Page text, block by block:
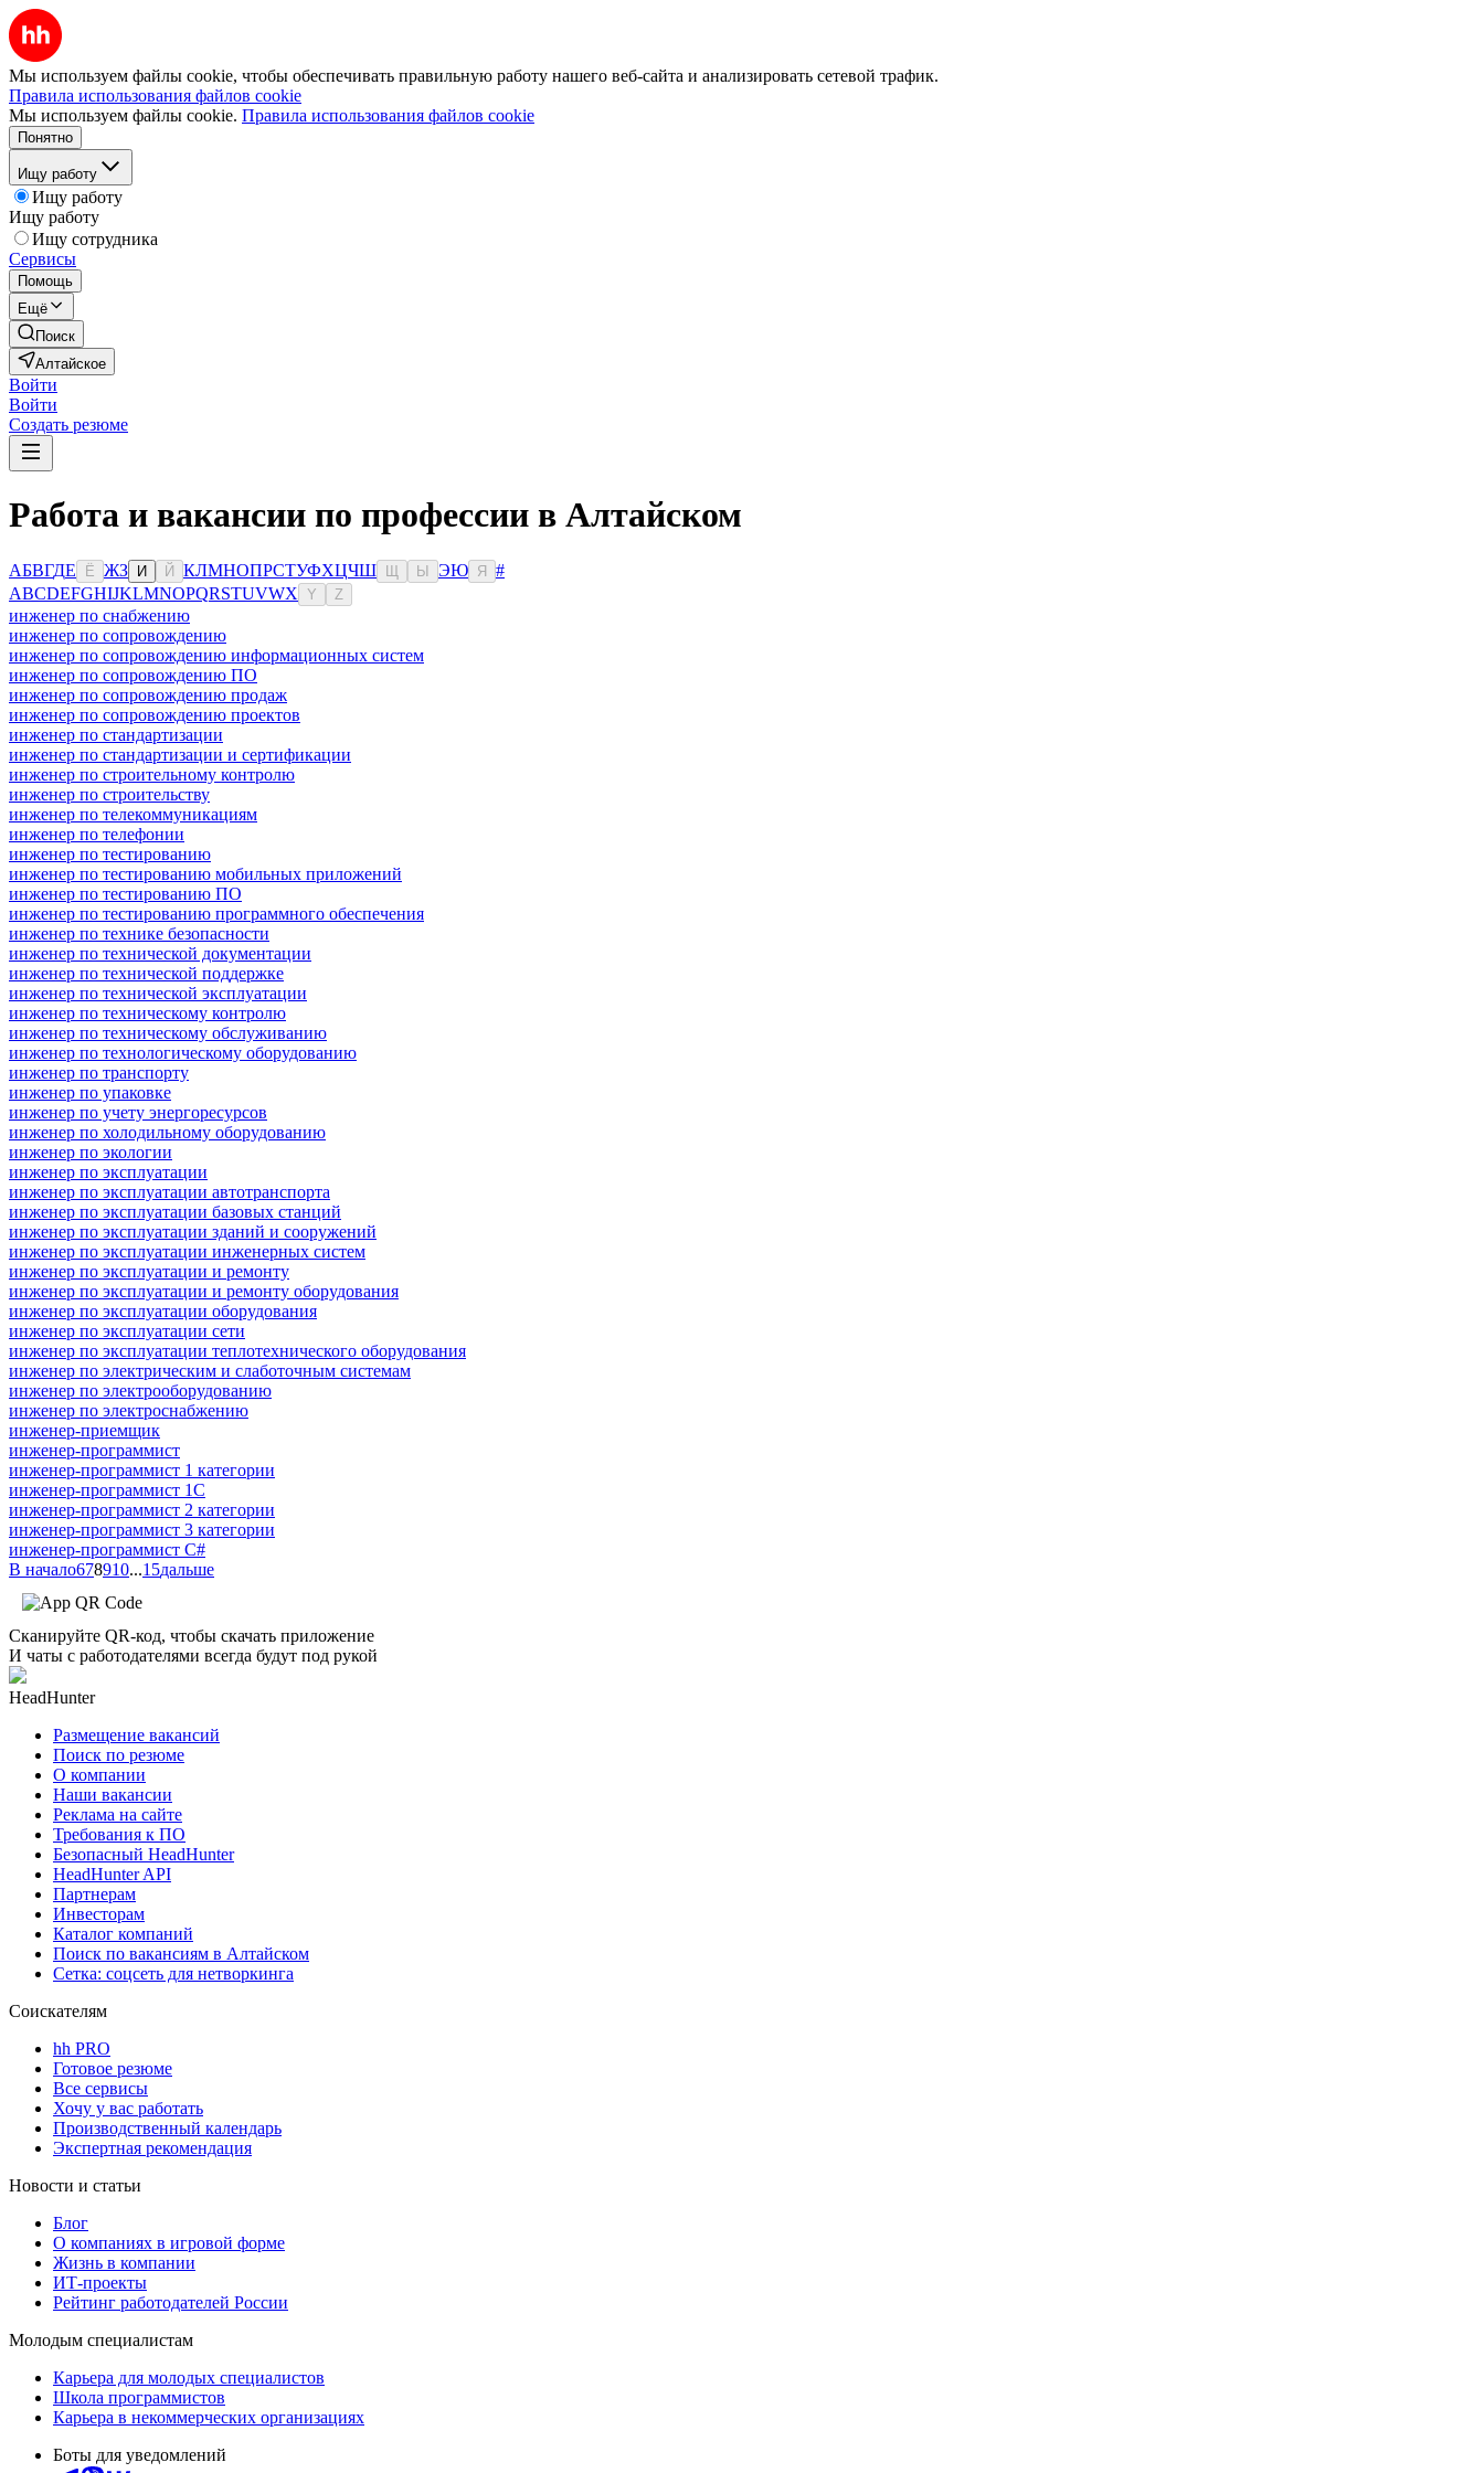
Мы используем файлы cookie, чтобы обеспечивать правильную работу нашего веб-сайта и анализировать сетевой трафик.
Правила использования файлов cookie
Мы используем файлы cookie. Правила использования файлов cookie
Понятно
Ищу работу
Ищу работу
Ищу работу
Ищу сотрудника
Сервисы
Помощь
Ещё
Поиск
Алтайское
Войти
Войти
Создать резюме
Работа и вакансии по профессии в Алтайском
АБВГДЕ Ё ЖЗ И Й КЛМНОПРСТУФХЦЧШ Ы ЭЮ Я
#
ABCDEFGHIJKLMNOPQRSTUVWX Y Z
инженер по снабжению
инженер по сопровождению
инженер по сопровождению информационных систем
инженер по сопровождению ПО
инженер по сопровождению продаж
инженер по сопровождению проектов
инженер по стандартизации
инженер по стандартизации и сертификации
инженер по строительному контролю
инженер по строительству
инженер по телекоммуникациям
инженер по телефонии
инженер по тестированию
инженер по тестированию мобильных приложений
инженер по тестированию ПО
инженер по тестированию программного обеспечения
инженер по технике безопасности
инженер по технической документации
инженер по технической поддержке
инженер по технической эксплуатации
инженер по техническому контролю
инженер по техническому обслуживанию
инженер по технологическому оборудованию
инженер по транспорту
инженер по упаковке
инженер по учету энергоресурсов
инженер по холодильному оборудованию
инженер по экологии
инженер по эксплуатации
инженер по эксплуатации автотранспорта
инженер по эксплуатации базовых станций
инженер по эксплуатации зданий и сооружений
инженер по эксплуатации инженерных систем
инженер по эксплуатации и ремонту
инженер по эксплуатации и ремонту оборудования
инженер по эксплуатации оборудования
инженер по эксплуатации сети
инженер по эксплуатации теплотехнического оборудования
инженер по электрическим и слаботочным системам
инженер по электрооборудованию
инженер по электроснабжению
инженер-приемщик
инженер-программист
инженер-программист 1 категории
инженер-программист 1С
инженер-программист 2 категории
инженер-программист 3 категории
инженер-программист C#
В начало678910...15дальше
Сканируйте QR-код, чтобы скачать приложение
И чаты с работодателями всегда будут под рукой
HeadHunter
Размещение вакансий
Поиск по резюме
О компании
Наши вакансии
Реклама на сайте
Требования к ПО
Безопасный HeadHunter
HeadHunter API
Партнерам
Инвесторам
Каталог компаний
Поиск по вакансиям в Алтайском
Сетка: соцсеть для нетворкинга
Соискателям
hh PRO
Готовое резюме
Все сервисы
Хочу у вас работать
Производственный календарь
Экспертная рекомендация
Новости и статьи
Блог
О компаниях в игровой форме
Жизнь в компании
ИТ-проекты
Рейтинг работодателей России
Молодым специалистам
Карьера для молодых специалистов
Школа программистов
Карьера в некоммерческих организациях
Боты для уведомлений